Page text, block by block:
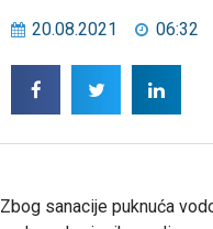
20.08.2021 06:32
Zbog sanacije puknuća